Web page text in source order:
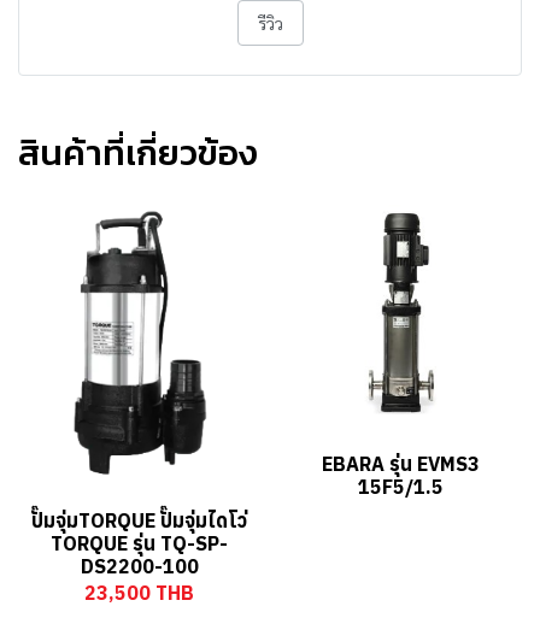
รีวิว
สินค้าที่เกี่ยวข้อง
ปั๊มจุ่มTORQUE ปั๊มจุ่มไดโว่
TORQUE รุ่น TQ-SP-
DS2200-100
23,500 THB
EBARA รุ่น EVMS3
15F5/1.5